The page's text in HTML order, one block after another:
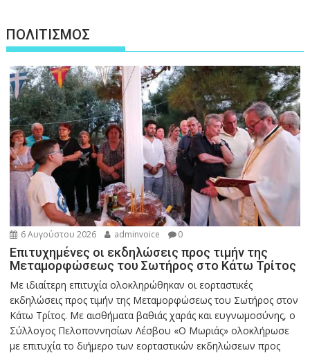
ΠΟΛΙΤΙΣΜΟΣ
6 Αυγούστου 2026 adminvoice 0
Επιτυχημένες οι εκδηλώσεις προς τιμήν της
Μεταμορφώσεως του Σωτήρος στο Κάτω Τρίτος
Με ιδιαίτερη επιτυχία ολοκληρώθηκαν οι εορταστικές
εκδηλώσεις προς τιμήν της Μεταμορφώσεως του Σωτήρος στον
Κάτω Τρίτος. Με αισθήματα βαθιάς χαράς και ευγνωμοσύνης, ο
Σύλλογος Πελοποννησίων Λέσβου «Ο Μωριάς» ολοκλήρωσε
με επιτυχία το διήμερο των εορταστικών εκδηλώσεων προς